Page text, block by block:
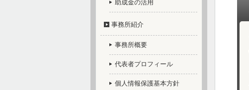
助成金の活用
事務所紹介
事務所概要
代表者プロフィール
個人情報保護基本方針